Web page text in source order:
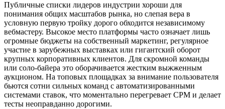
Публичные списки лидеров индустрии хороши для
понимания общих масштабов рынка, но слепая вера в
условную первую тройку дорого обходится независимому
вебмастеру. Высокое место платформы часто означает лишь
огромные бюджеты на собственный маркетинг, регулярное
участие в зарубежных выставках или гигантский оборот
крупных корпоративных клиентов. Для скромной команды
или соло-байера это оборачивается жестким выжженным
аукционом. На топовых площадках за внимание пользователя
бьются сотни сильных команд с автоматизированными
системами ставок, что моментально перегревает CPM и делает
тесты неоправданно дорогими.